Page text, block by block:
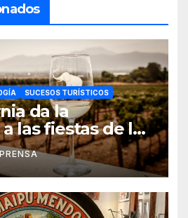
SUCESOS TURÍSTICOS
da la
las fiestas de la
PRENSA